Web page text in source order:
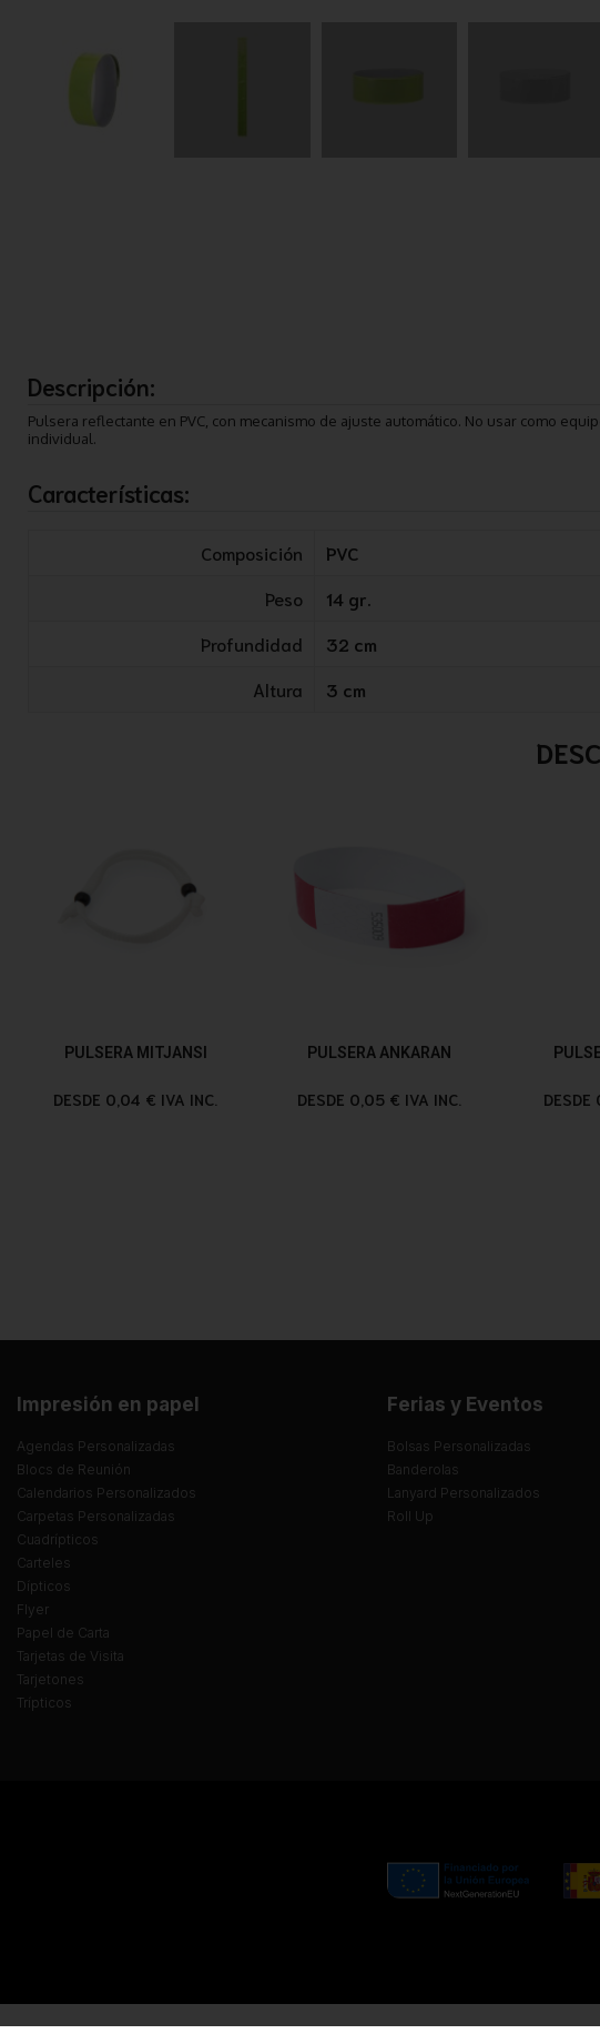
Descripción:
Pulsera reflectante en PVC, con mecanismo de ajuste automático. No usar como
individual.
Características:
Composición
PVC
Peso
14 gr.
Profundidad
32 cm
Altura
3 cm
PULSERA MITJANSI
DESDE 0,04 € IVA INC.
PULSERA ANKARAN
DESDE 0,05 € IVA INC. DESDE
Impresión en papel
Agendas Personalizadas
Blocs de Reunión
Calendarios Personalizados
Carpetas Personalizadas
Cuadrípticos
Carteles
Dípticos
Flyer
Papel de Carta
Tarjetas de Visita
Tarjetones
Trípticos
Ferias y Eventos
Bolsas Personalizadas
Banderolas
Lanyard Personalizados
Roll Up